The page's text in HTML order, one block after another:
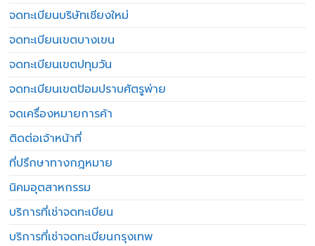
จดทะเบียนบริษัทเชียงใหม่
จดทะเบียนเขตบางเขน
จดทะเบียนเขตปทุมวัน
จดทะเบียนเขตป้อมปราบศัตรูพ่าย
จดเครื่องหมายการค้า
ติดต่อเจ้าหน้าที่
ที่ปรึกษาทางกฎหมาย
นิคมอุตสาหกรรม
บริการที่เช่าจดทะเบียน
บริการที่เช่าจดทะเบียนกรุงเทพ